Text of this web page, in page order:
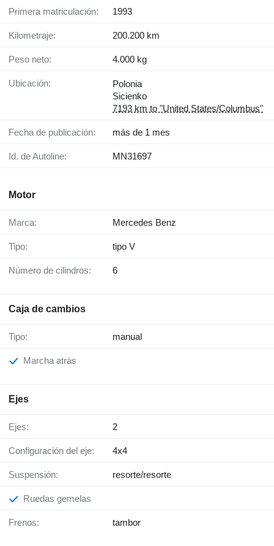
Primera matriculación: 1993
Kilometraje: 200.200 km
Peso neto: 4.000 kg
Ubicación:
Polonia
Sicienko
7193 km to "United States/Columbus"
Fecha de publicación: más de 1 mes
Id. de Autoline: MN31697
Motor
Marca: Mercedes Benz
Tipo: tipo V
Número de cilindros: 6
Caja de cambios
Tipo: manual
Marcha atrás
Ejes
Ejes: 2
Configuración del eje: 4x4
Suspensión: resorte/resorte
Ruedas gemelas
Frenos: tambor